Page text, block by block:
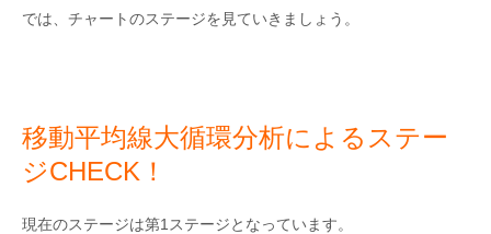
では、チャートのステージを見ていきましょう。
移動平均線大循環分析によるステー
ジCHECK！
現在のステージは第1ステージとなっています。